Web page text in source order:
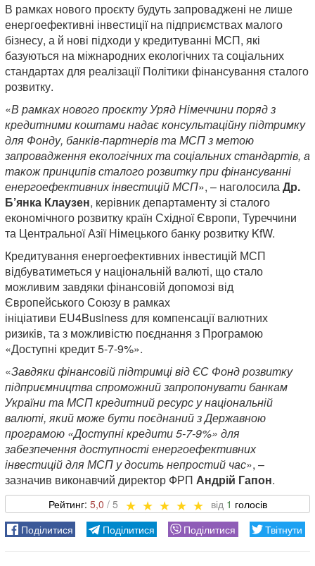
В рамках нового проєкту будуть запроваджені не лише
енергоефективні інвестиції на підприємствах малого
бізнесу, а й нові підходи у кредитуванні МСП, які
базуються на міжнародних екологічних та соціальних
стандартах для реалізації Політики фінансування сталого
розвитку.
«В рамках нового проєкту Уряд Німеччини поряд з
кредитними коштами надає консультаційну підтримку
для Фонду, банків-партнерів та МСП з метою
запровадження екологічних та соціальних стандартів, а
також принципів сталого розвитку при фінансуванні
енергоефективних інвестицій МСП», – наголосилаДр.
Б’янка Клаузен, керівник департаменту зі сталого
економічного розвитку країн Східної Європи, Туреччини
та Центральної Азії Німецького банку розвитку KfW.
Кредитування енергоефективних інвестицій МСП
відбуватиметься у національній валюті, що стало
можливим завдяки фінансовій допомозі від
Європейського Союзу в рамках
ініціативи EU4Business для компенсації валютних
ризиків, та з можливістю поєднання з Програмою
«Доступні кредит 5-7-9%».
«Завдяки фінансовій підтримці від ЄС Фонд розвитку
підприємництва спроможний запропонувати банкам
України та МСП кредитний ресурс у національній
валюті, який може бути поєднаний з Державною
програмою «Доступні кредити 5-7-9%» для
забезпечення доступності енергоефективних
інвестицій для МСП у досить непростий час», –
зазначив виконавчий директор ФРП Андрій Гапон.
5,0 1